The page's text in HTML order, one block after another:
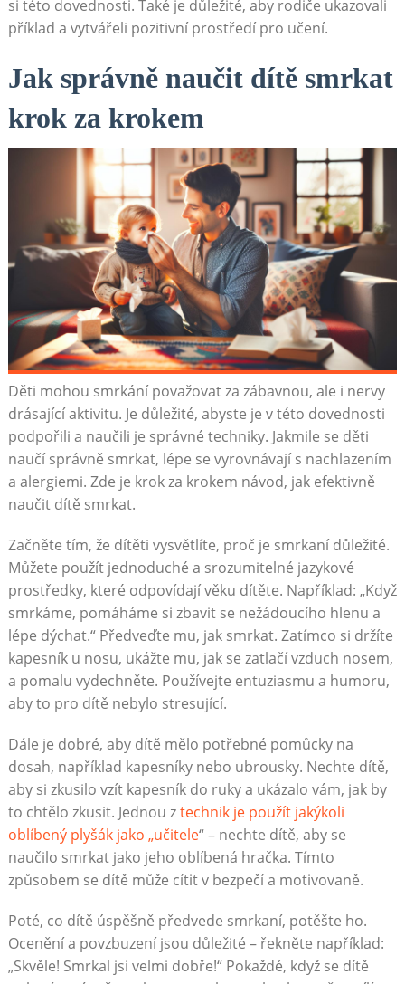
si této dovednosti. Také je důležité, aby rodiče ukazovali
příklad a vytvářeli pozitivní prostředí pro učení.
Jak správně naučit dítě smrkat
krok za krokem
Děti mohou smrkání považovat za zábavnou, ale i nervy
drásající aktivitu. Je důležité, abyste je v této dovednosti
podpořili a naučili je správné techniky. Jakmile se děti
naučí správně smrkat, lépe se vyrovnávají s nachlazením
a alergiemi. Zde je krok za krokem návod, jak efektivně
naučit dítě smrkat.
Začněte tím, že dítěti vysvětlíte, proč je smrkaní důležité.
Můžete použít jednoduché a srozumitelné jazykové
prostředky, které odpovídají věku dítěte. Například: „Když
smrkáme, pomáháme si zbavit se nežádoucího hlenu a
lépe dýchat.“ Předveďte mu, jak smrkat. Zatímco si držíte
kapesník u nosu, ukážte mu, jak se zatlačí vzduch nosem,
a pomalu vydechněte. Používejte entuziasmu a humoru,
aby to pro dítě nebylo stresující.
Dále je dobré, aby dítě mělo potřebné pomůcky na
dosah, například kapesníky nebo ubrousky. Nechte dítě,
aby si zkusilo vzít kapesník do ruky a ukázalo vám, jak by
to chtělo zkusit. Jednou ztechnik je použít jakýkoli
oblíbený plyšák jako „učitele“ – nechte dítě, aby se
naučilo smrkat jako jeho oblíbená hračka. Tímto
způsobem se dítě může cítit v bezpečí a motivovaně.
Poté, co dítě úspěšně předvede smrkaní, potěšte ho.
Ocenění a povzbuzení jsou důležité – řekněte například:
„Skvěle! Smrkal jsi velmi dobře!“ Pokaždé, když se dítě